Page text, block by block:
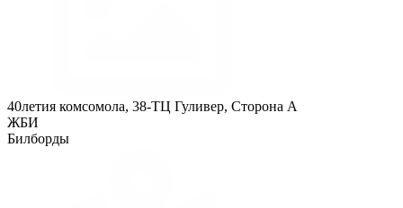
40летия комсомола, 38-ТЦ Гуливер, Сторона A
ЖБИ
Билборды